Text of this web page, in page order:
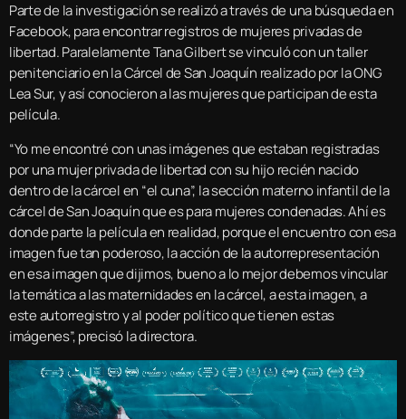
Parte de la investigación se realizó a través de una búsqueda en
Facebook, para encontrar registros de mujeres privadas de
libertad. Paralelamente Tana Gilbert se vinculó con un taller
penitenciario en la Cárcel de San Joaquín realizado por la ONG
Lea Sur, y así conocieron a las mujeres que participan de esta
película.
“Yo me encontré con unas imágenes que estaban registradas
por una mujer privada de libertad con su hijo recién nacido
dentro de la cárcel en “el cuna”, la sección materno infantil de la
cárcel de San Joaquín que es para mujeres condenadas. Ahí es
donde parte la película en realidad, porque el encuentro con esa
imagen fue tan poderoso, la acción de la autorrepresentación
en esa imagen que dijimos, bueno a lo mejor debemos vincular
la temática a las maternidades en la cárcel, a esta imagen, a
este autorregistro y al poder político que tienen estas
imágenes”, precisó la directora.